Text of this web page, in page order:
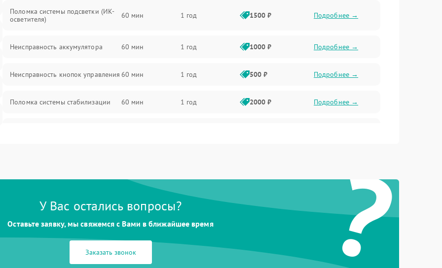
Поломка системы подсветки (ИК-
осветителя)
60 мин 1 год 1500 ₽ Подробнее →
Неисправность аккумулятора 60 мин 1 год 1000 ₽ Подробнее →
Неисправность кнопок управления 60 мин 1 год 500 ₽ Подробнее →
Поломка системы стабилизации 60 мин 1 год 2000 ₽ Подробнее →
Поломка системы защиты от
короткого замыкания
60 мин 1 год 1000 ₽
Повреждение системы защиты от
60 мин Подробнее →
?
У Вас остались вопросы?
Оставьте заявку, мы свяжемся с Вами в ближайшее время
Заказать звонок